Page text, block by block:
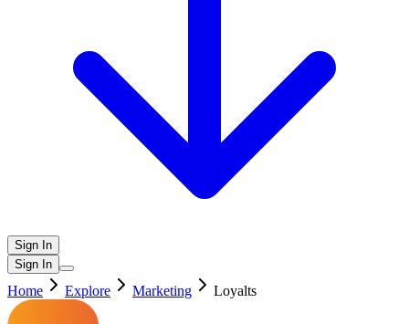
Sign In
Sign In
Home Explore Marketing Loyalts